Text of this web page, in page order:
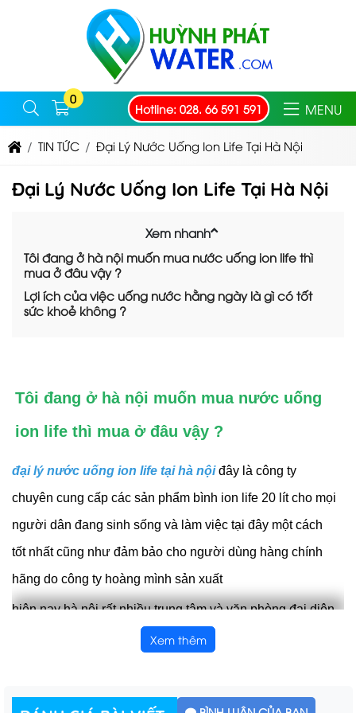
0
Hotline: 028. 66 591 591 MENU
TIN TỨC Đại Lý Nước Uống Ion Life Tại Hà Nội
Đại Lý Nước Uống Ion Life Tại Hà Nội
Xem nhanh
Tôi đang ở hà nội muốn mua nước uống ion life thì
mua ở đâu vậy ?
Lợi ích của việc uống nước hằng ngày là gì có tốt
sức khoẻ không ?
Tôi đang ở hà nội muốn mua nước uống
ion life thì mua ở đâu vậy ?
đại lý nước uống ion life tại hà nội đây là công ty
chuyên cung cấp các sản phẩm bình ion life 20 lít cho mọi
người dân đang sinh sống và làm việc tại đây một cách
tốt nhất cũng như đảm bảo cho người dùng hàng chính
hãng do công ty hoàng mình sản xuất
hiện nay hà nội rất nhiều trung tâm và văn phòng đại diện
tại đây nên nọi người cần một sản phẩm nước ion
Xem thêm